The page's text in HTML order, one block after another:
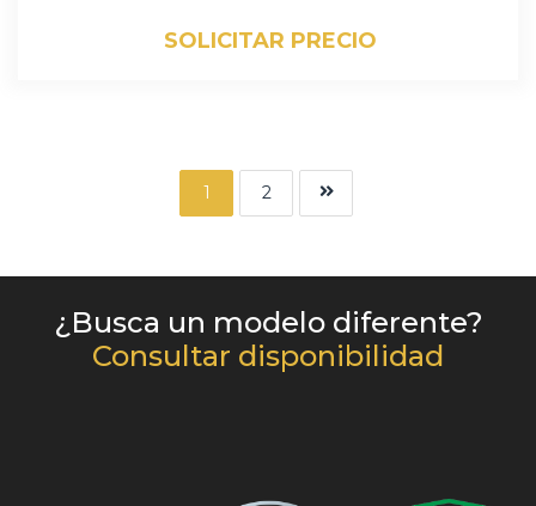
SOLICITAR PRECIO
1 2
¿Busca un modelo diferente?
Consultar disponibilidad